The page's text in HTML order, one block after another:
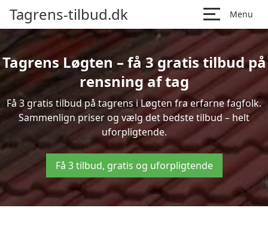
Tagrens-tilbud.dk Menu
Tagrens Løgten – få 3 gratis tilbud på
rensning af tag
Få 3 gratis tilbud på tagrens i Løgten fra erfarne fagfolk.
Sammenlign priser og vælg det bedste tilbud – helt
uforpligtende.
Få 3 tilbud, gratis og uforpligtende